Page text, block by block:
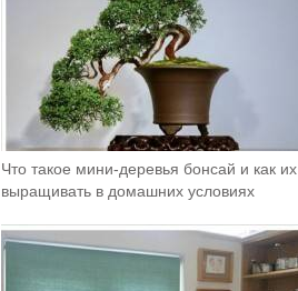
Что такое мини-деревья бонсай и как их
выращивать в домашних условиях